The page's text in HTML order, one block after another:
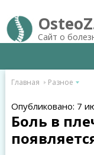
Сайт о
Главная Разное
Опубликовано: 7
Боль в